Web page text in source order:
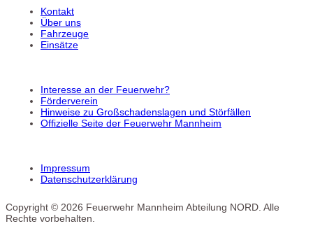
Kontakt
Über uns
Fahrzeuge
Einsätze
Interesse an der Feuerwehr?
Förderverein
Hinweise zu Großschadenslagen und Störfällen
Offizielle Seite der Feuerwehr Mannheim
Impressum
Datenschutzerklärung
Copyright © 2026 Feuerwehr Mannheim Abteilung NORD. Alle
Rechte vorbehalten.